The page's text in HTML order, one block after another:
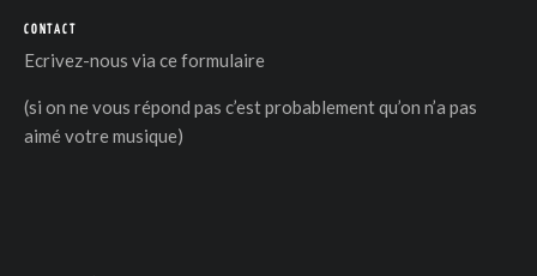
CONTACT
Ecrivez-nous via ce formulaire
(si on ne vous répond pas c’est probablement qu’on n’a pas
aimé votre musique)